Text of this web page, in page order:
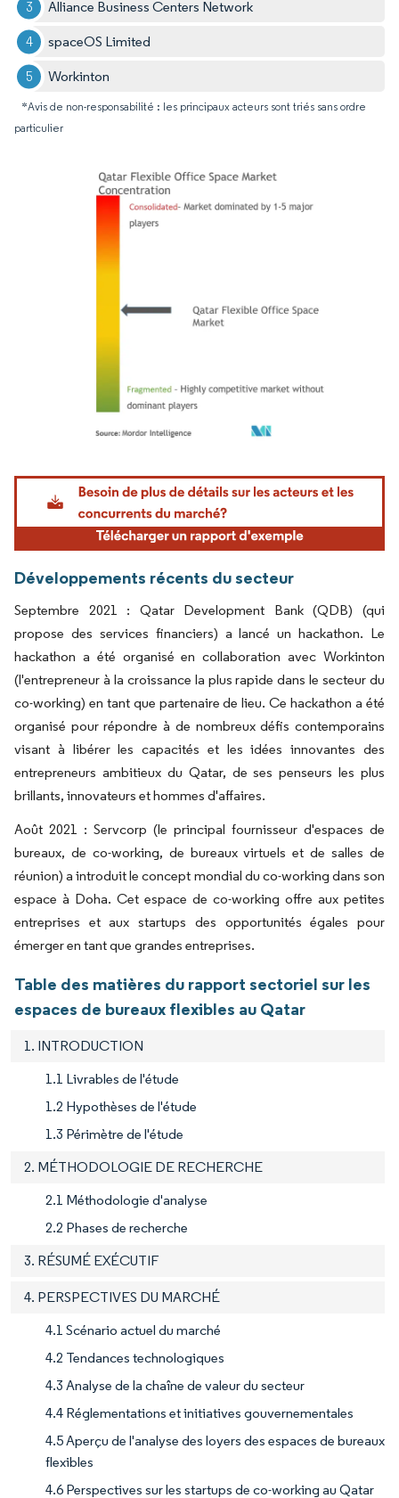
Alliance Business Centers Network
spaceOS Limited
Workinton
*Avis de non-responsabilité : les principaux acteurs sont triés sans ordre
particulier
Image © Mordor Intelligence. La réutilisation nécessite une attribution sous CC BY
Développements récents du secteur
Septembre 2021 : Qatar Development Bank (QDB) (qui
propose des services financiers) a lancé un hackathon. Le
hackathon a été organisé en collaboration avec Workinton
(l'entrepreneur à la croissance la plus rapide dans le secteur du
co-working) en tant que partenaire de lieu. Ce hackathon a été
organisé pour répondre à de nombreux défis contemporains
visant à libérer les capacités et les idées innovantes des
entrepreneurs ambitieux du Qatar, de ses penseurs les plus
brillants, innovateurs et hommes d'affaires.
Août 2021 : Servcorp (le principal fournisseur d'espaces de
bureaux, de co-working, de bureaux virtuels et de salles de
réunion) a introduit le concept mondial du co-working dans son
espace à Doha. Cet espace de co-working offre aux petites
entreprises et aux startups des opportunités égales pour
émerger en tant que grandes entreprises.
Table des matières du rapport sectoriel sur les
espaces de bureaux flexibles au Qatar
1. INTRODUCTION
1.1 Livrables de l'étude
1.2 Hypothèses de l'étude
1.3 Périmètre de l'étude
2. MÉTHODOLOGIE DE RECHERCHE
2.1 Méthodologie d'analyse
2.2 Phases de recherche
3. RÉSUMÉ EXÉCUTIF
4. PERSPECTIVES DU MARCHÉ
4.1 Scénario actuel du marché
4.2 Tendances technologiques
4.3 Analyse de la chaîne de valeur du secteur
4.4 Réglementations et initiatives gouvernementales
4.5 Aperçu de l'analyse des loyers des espaces de bureaux
flexibles
4.6 Perspectives sur les startups de co-working au Qatar